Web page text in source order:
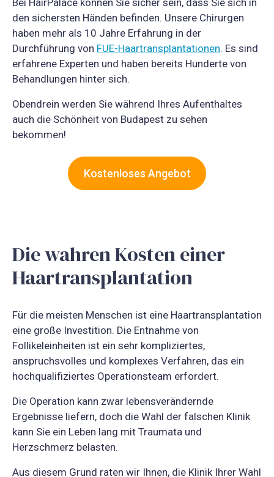
Bei HairPalace können Sie sicher sein, dass Sie sich in
den sichersten Händen befinden. Unsere Chirurgen
haben mehr als 10 Jahre Erfahrung in der
Durchführung von FUE-Haartransplantationen. Es sind
erfahrene Experten und haben bereits Hunderte von
Behandlungen hinter sich.
Obendrein werden Sie während Ihres Aufenthaltes
auch die Schönheit von Budapest zu sehen
bekommen!
Kostenloses Angebot
Die wahren Kosten einer
Haartransplantation
Für die meisten Menschen ist eine Haartransplantation
eine große Investition. Die Entnahme von
Follikeleinheiten ist ein sehr kompliziertes,
anspruchsvolles und komplexes Verfahren, das ein
hochqualifiziertes Operationsteam erfordert.
Die Operation kann zwar lebensverändernde
Ergebnisse liefern, doch die Wahl der falschen Klinik
kann Sie ein Leben lang mit Traumata und
Herzschmerz belasten.
Aus diesem Grund raten wir Ihnen, die Klinik Ihrer Wahl